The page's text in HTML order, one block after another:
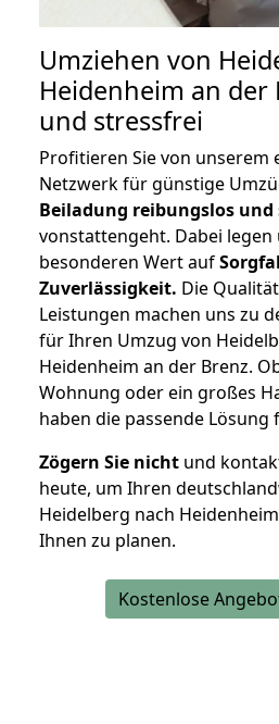
Umziehen von
Heidenheim an der
und stressfrei
Profitieren Sie von unserem
Netzwerk für günstige
Beiladung reibungslos und
vonstattengeht. Dabei
besonderen Wert auf
Zuverlässigkeit. Die
Leistungen machen uns zu
für Ihren Umzug von
Heidenheim an der Brenz.
Wohnung oder ein großes
haben die passende Lösung
Zögern Sie nicht und
heute, um Ihren
Heidelberg nach
Ihnen zu planen.
Kostenlose